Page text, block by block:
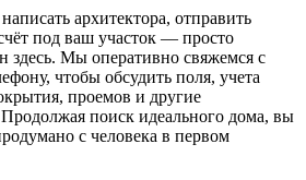
написать архитектора, отправить
под ваш участок — просто
здесь. Мы оперативно свяжемся с
, чтобы обсудить поля, учета
, проемов и другие
Продолжая поиск идеального дома, вы
с человека в первом